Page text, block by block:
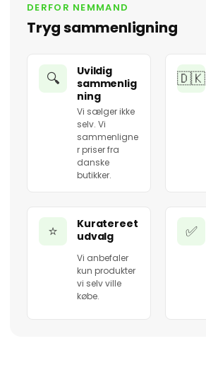
DERFOR NEMMAND
Tryg sammenligning
🔍
Uvildig
sammenlig
ning
Vi sælger ikke
selv. Vi
sammenligne
r priser fra
danske
butikker.
🇩🇰
⭐
Kuratereet
udvalg
Vi anbefaler
kun produkter
vi selv ville
købe.
✅